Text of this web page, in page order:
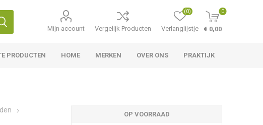
Mijn account Vergelijk Producten Verlanglijstje
(0) 0
€ 0,00
PRODUCTEN HOME MERKEN OVER ONS PRAKTIJK
OP VOORRAAD